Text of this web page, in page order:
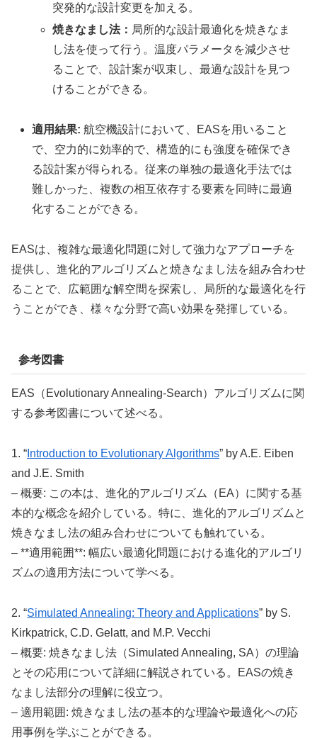
突発的な設計変更を加える。
焼きなまし法： 局所的な設計最適化を焼きなま
し法を使って行う。温度パラメータを減少させ
ることで、設計案が収束し、最適な設計を見つ
けることができる。
適用結果: 航空機設計において、EASを用いること
で、空力的に効率的で、構造的にも強度を確保でき
る設計案が得られる。従来の単独の最適化手法では
難しかった、複数の相互依存する要素を同時に最適
化することができる。
EASは、複雑な最適化問題に対して強力なアプローチを
提供し、進化的アルゴリズムと焼きなまし法を組み合わせ
ることで、広範囲な解空間を探索し、局所的な最適化を行
うことができ、様々な分野で高い効果を発揮している。
参考図書
EAS（Evolutionary Annealing-Search）アルゴリズムに関
する参考図書について述べる。
1. “ Introduction to Evolutionary Algorithms” by A.E. Eiben
and J.E. Smith
– 概要: この本は、進化的アルゴリズム（EA）に関する基
本的な概念を紹介している。特に、進化的アルゴリズムと
焼きなまし法の組み合わせについても触れている。
– **適用範囲**: 幅広い最適化問題における進化的アルゴリ
ズムの適用方法について学べる。
2. “Simulated Annealing: Theory and Applications” by S.
Kirkpatrick, C.D. Gelatt, and M.P. Vecchi
– 概要: 焼きなまし法（Simulated Annealing, SA）の理論
とその応用について詳細に解説されている。EASの焼き
なまし法部分の理解に役立つ。
– 適用範囲: 焼きなまし法の基本的な理論や最適化への応
用事例を学ぶことができる。